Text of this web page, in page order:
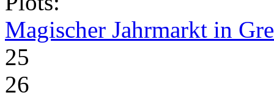
Magischer Jahrmarkt in
25
26